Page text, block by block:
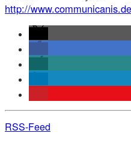
http://
RSS-Feed